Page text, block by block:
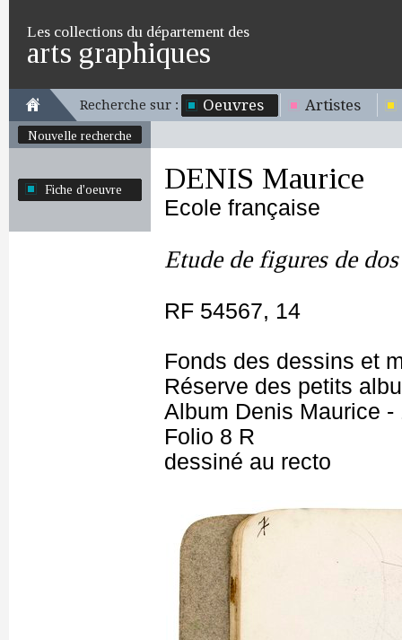
Les collections du département des
arts graphiques
Recherche sur : Oeuvres Artistes
Nouvelle recherche
Fiche d'oeuvre DENIS Maurice
Ecole française
Etude de figures de dos
RF 54567, 14
Fonds des dessins et
Réserve des petits
Album Denis Maurice -
Folio 8 R
dessiné au recto